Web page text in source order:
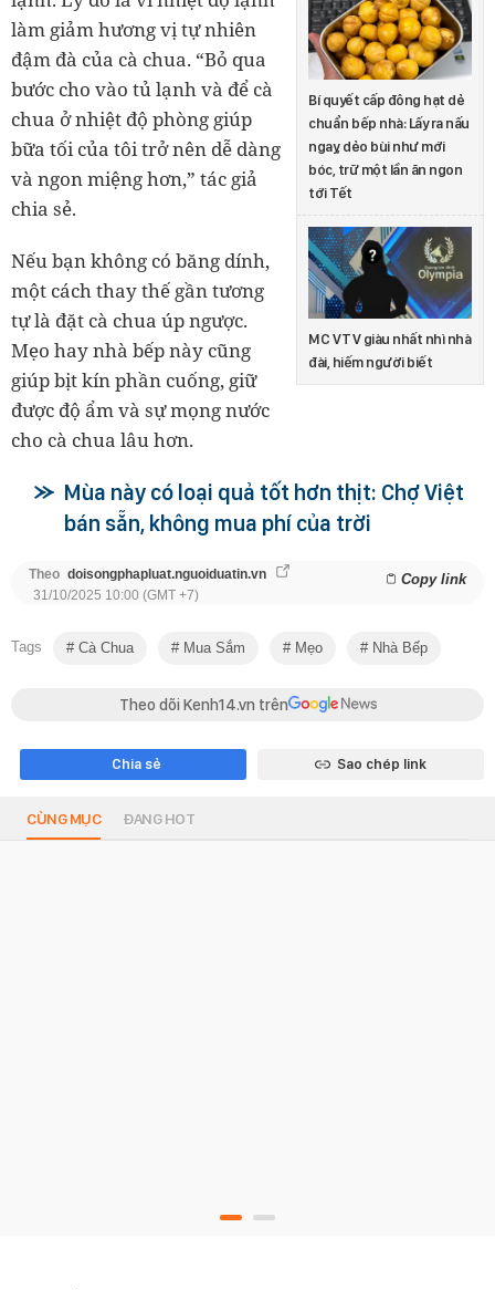
Bí quyết cấp đông hạt dẻ
chuẩn bếp nhà: Lấy ra nấu
ngay, dẻo bùi như mới
bóc, trữ một lần ăn ngon
tới Tết
MC VTV giàu nhất nhì nhà
đài, hiếm người biết
làm giảm hương vị tự nhiên
đậm đà của cà chua. “Bỏ qua
bước cho vào tủ lạnh và để cà
chua ở nhiệt độ phòng giúp
bữa tối của tôi trở nên dễ dàng
và ngon miệng hơn,” tác giả
chia sẻ.
Nếu bạn không có băng dính,
một cách thay thế gần tương
tự là đặt cà chua úp ngược.
Mẹo hay nhà bếp này cũng
giúp bịt kín phần cuống, giữ
được độ ẩm và sự mọng nước
cho cà chua lâu hơn.
Mùa này có loại quả tốt hơn thịt: Chợ Việt
bán sẵn, không mua phí của trời
Theo doisongphapluat.nguoiduatin.vn Copy link
31/10/2025 10:00 (GMT +7)
Tags Cà Chua Mua Sắm Mẹo Nhà Bếp
Theo dõi Kenh14.vn trên
Chia sẻ Sao chép link
CÙNG MỤC ĐANG HOT